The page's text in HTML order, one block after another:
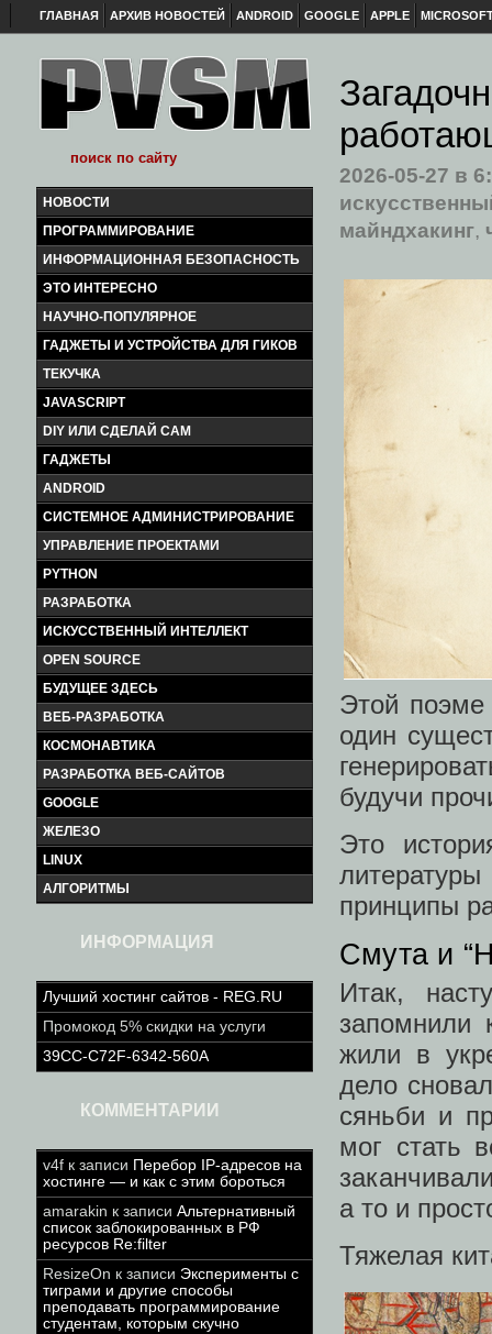
ГЛАВНАЯ АРХИВ НОВОСТЕЙ ANDROID GOOGLE APPLE
НОВОСТИ
ПРОГРАММИРОВАНИЕ
ИНФОРМАЦИОННАЯ БЕЗОПАСНОСТЬ
ЭТО ИНТЕРЕСНО
НАУЧНО-ПОПУЛЯРНОЕ
ГАДЖЕТЫ И УСТРОЙСТВА ДЛЯ ГИКОВ
ТЕКУЧКА
JAVASCRIPT
DIY ИЛИ СДЕЛАЙ САМ
ГАДЖЕТЫ
ANDROID
СИСТЕМНОЕ АДМИНИСТРИРОВАНИЕ
УПРАВЛЕНИЕ ПРОЕКТАМИ
PYTHON
РАЗРАБОТКА
ИСКУССТВЕННЫЙ ИНТЕЛЛЕКТ
OPEN SOURCE
БУДУЩЕЕ ЗДЕСЬ
ВЕБ-РАЗРАБОТКА
КОСМОНАВТИКА
РАЗРАБОТКА ВЕБ-САЙТОВ
GOOGLE
ЖЕЛЕЗО
LINUX
АЛГОРИТМЫ
ИНФОРМАЦИЯ
Лучший хостинг сайтов - REG.RU
Промокод 5% скидки на услуги
39CC-C72F-6342-560A
КОММЕНТАРИИ
v4f к записи Перебор IP-адресов на
хостинге — и как с этим бороться
amarakin к записи Альтернативный
список заблокированных в РФ
ресурсов Re:filter
ResizeOn к записи Эксперименты с
тиграми и другие способы
преподавать программирование
студентам, которым скучно
2026-05-27 в
майндхакинг,
Этой поэме
один
будучи
Это
принципы
Смута и
Итак,
запомнили
жили в
дело
сяньби и
мог стать
а то и
Тяжелая